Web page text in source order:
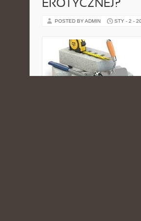
EROTYCZNEJ?
POSTED BY ADMIN STY - 2 -